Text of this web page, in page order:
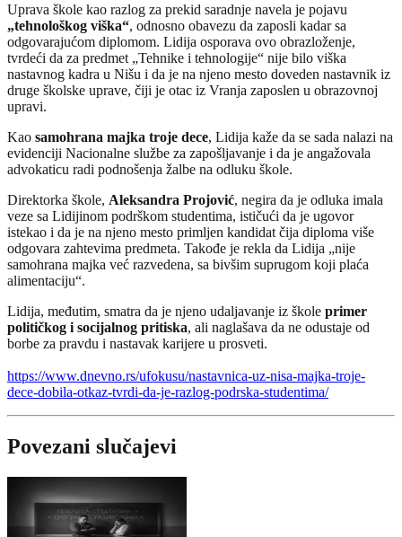
Uprava škole kao razlog za prekid saradnje navela je pojavu
„tehnološkog viška“, odnosno obavezu da zaposli kadar sa
odgovarajućom diplomom. Lidija osporava ovo obrazloženje,
tvrdeći da za predmet „Tehnike i tehnologije“ nije bilo viška
nastavnog kadra u Nišu i da je na njeno mesto doveden nastavnik iz
druge školske uprave, čiji je otac iz Vranja zaposlen u obrazovnoj
upravi.
Kao samohrana majka troje dece, Lidija kaže da se sada nalazi na
evidenciji Nacionalne službe za zapošljavanje i da je angažovala
advokaticu radi podnošenja žalbe na odluku škole.
Direktorka škole, Aleksandra Projović, negira da je odluka imala
veze sa Lidijinom podrškom studentima, ističući da je ugovor
istekao i da je na njeno mesto primljen kandidat čija diploma više
odgovara zahtevima predmeta. Takođe je rekla da Lidija „nije
samohrana majka već razvedena, sa bivšim suprugom koji plaća
alimentaciju“.
Lidija, međutim, smatra da je njeno udaljavanje iz škole primer
političkog i socijalnog pritiska, ali naglašava da ne odustaje od
borbe za pravdu i nastavak karijere u prosveti.
https://www.dnevno.rs/ufokusu/nastavnica-uz-nisa-majka-troje-
dece-dobila-otkaz-tvrdi-da-je-razlog-podrska-studentima/
Povezani slučajevi